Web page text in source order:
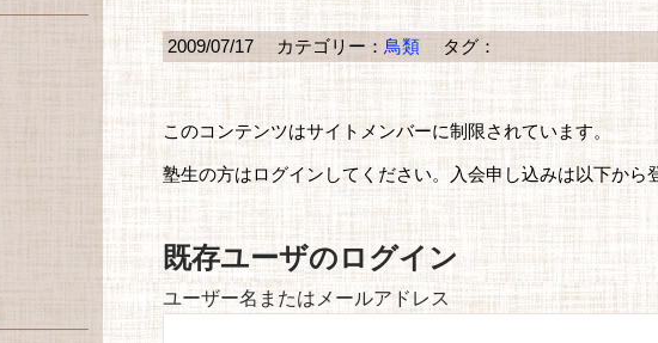
2009/07/17 カテゴリー： 鳥類 タグ：
このコンテンツはサイトメンバーに制限されています。
塾生の方はログインしてください。入会申し込みは以下から
既存ユーザのログイン
ユーザー名またはメールアドレス